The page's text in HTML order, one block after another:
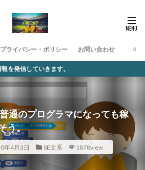
プライバシー・ポリシー お問い合わせ
通のプログラマになっても稼
う。
年4月3日 SE文系 1878view